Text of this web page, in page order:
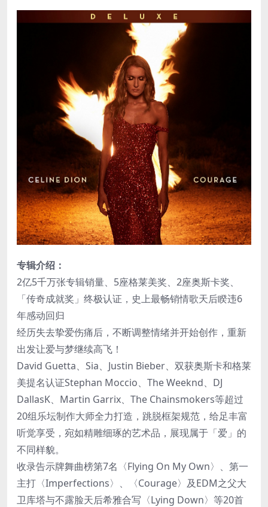
专辑介绍：
2亿5千万张专辑销量、5座格莱美奖、2座奥斯卡奖、
「传奇成就奖」终极认证，史上最畅销情歌天后睽违6
年感动回归
经历失去挚爱伤痛后，不断调整情绪并开始创作，重新
出发让爱与梦继续高飞！
David Guetta、Sia、Justin Bieber、双获奥斯卡和格莱
美提名认证Stephan Moccio、The Weeknd、DJ
DallasK、Martin Garrix、The Chainsmokers等超过
20组乐坛制作大师全力打造，跳脱框架规范，给足丰富
听觉享受，宛如精雕细琢的艺术品，展现属于「爱」的
不同样貌。
收录告示牌舞曲榜第7名〈Flying On My Own〉、第一
主打〈Imperfections〉、〈Courage〉及EDM之父大
卫库塔与不露脸天后希雅合写〈Lying Down〉等20首